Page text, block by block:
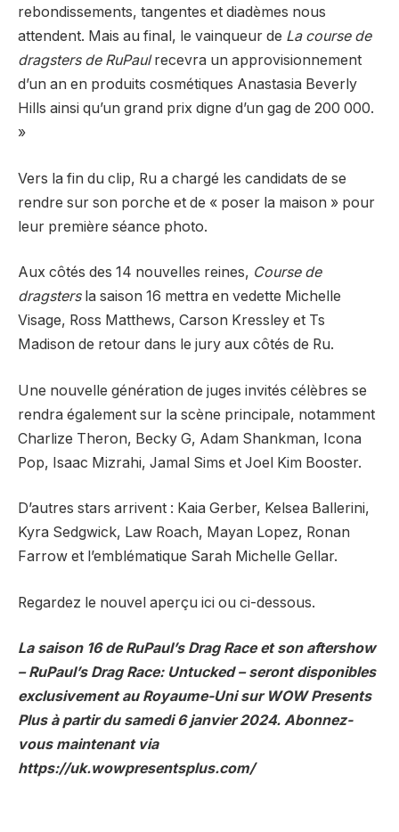
rebondissements, tangentes et diadèmes nous
attendent. Mais au final, le vainqueur de La course de
dragsters de RuPaulrecevra un approvisionnement
d’un an en produits cosmétiques Anastasia Beverly
Hills ainsi qu’un grand prix digne d’un gag de 200 000.
»
Vers la fin du clip, Ru a chargé les candidats de se
rendre sur son porche et de « poser la maison » pour
leur première séance photo.
Aux côtés des 14 nouvelles reines, Course de
dragstersla saison 16 mettra en vedette Michelle
Visage, Ross Matthews, Carson Kressley et Ts
Madison de retour dans le jury aux côtés de Ru.
Une nouvelle génération de juges invités célèbres se
rendra également sur la scène principale, notamment
Charlize Theron, Becky G, Adam Shankman, Icona
Pop, Isaac Mizrahi, Jamal Sims et Joel Kim Booster.
D’autres stars arrivent : Kaia Gerber, Kelsea Ballerini,
Kyra Sedgwick, Law Roach, Mayan Lopez, Ronan
Farrow et l’emblématique Sarah Michelle Gellar.
Regardez le nouvel aperçu ici ou ci-dessous.
La saison 16 de RuPaul’s Drag Race et son aftershow
– RuPaul’s Drag Race: Untucked – seront disponibles
exclusivement au Royaume-Uni sur WOW Presents
Plus à partir du samedi 6 janvier 2024. Abonnez-
vous maintenant via
https://uk.wowpresentsplus.com/